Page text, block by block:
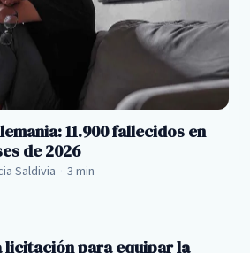
11.900 fallecidos en
de 2026
Saldivia 3 min
licitación para equipar la